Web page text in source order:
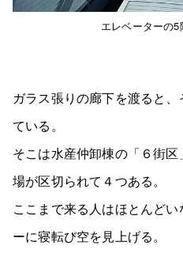
エレベーターの
ガラス張りの廊下を渡ると
ている。
そこは水産仲卸棟の「６街
場が区切られて４つある。
ここまで来る人はほとんど
ーに寝転び空を見上げる。